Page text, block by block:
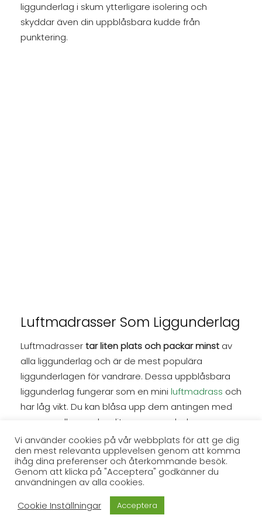
liggunderlag i skum ytterligare isolering och
skyddar även din uppblåsbara kudde från
punktering.
Luftmadrasser Som Liggunderlag
Luftmadrassertar liten plats och packar minst av
alla liggunderlag och är de mest populära
liggunderlagen för vandrare. Dessa uppblåsbara
liggunderlag fungerar som en mini luftmadrass och
har låg vikt. Du kan blåsa upp dem antingen med
munnen eller med en liten pump och deras
isolerade kammare håller dig bekväm och varm.
Luftmadrasser är det bästa valet för alla som vill
ha mest komfort och värme utan att ta mycket
plats i packningen.
Nackdelen är att luftmadrasser är mindre hållbara,
Vi använder cookies på vår webbplats för att ge dig
den mest relevanta upplevelsen genom att komma
ihåg dina preferenser och återkommande besök.
Genom att klicka på "Acceptera" godkänner du
användningen av alla cookies.
Cookie Inställningar
Acceptera